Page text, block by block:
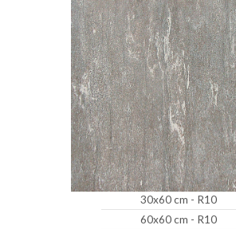
30x60 cm - R10
60x60 cm - R10